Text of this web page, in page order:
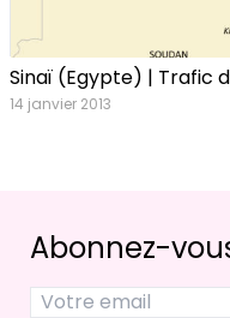
Sinaï (Egypte) | Trafic
14 janvier 2013
Abonnez-